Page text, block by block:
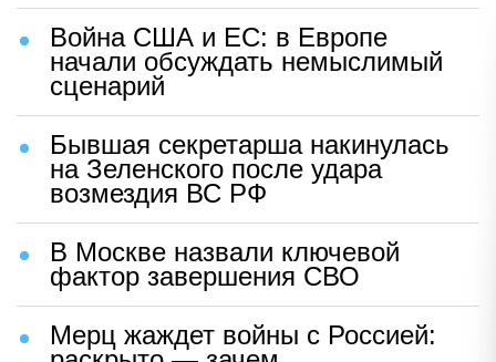
Война США и ЕС: в Европе
начали обсуждать немыслимый
сценарий
Бывшая секретарша накинулась
на Зеленского после удара
возмездия ВС РФ
В Москве назвали ключевой
фактор завершения СВО
Мерц жаждет войны с Россией: